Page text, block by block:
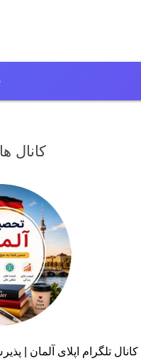
کانال
کانال تلگرام اپلای آلمان |